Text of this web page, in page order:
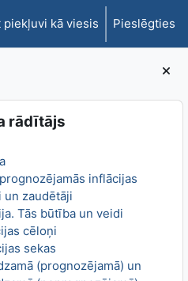
piekļuvi kā viesis Pieslēgties
rādītājs
rādītājs
inflācijas
un zaudētāji
Tās būtība un veidi
cēloņi
sekas
(prognozējamā) un